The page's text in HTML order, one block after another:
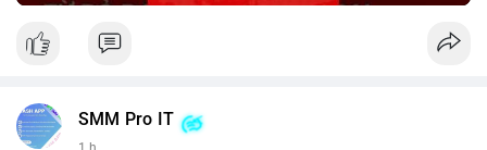
SMM Pro IT